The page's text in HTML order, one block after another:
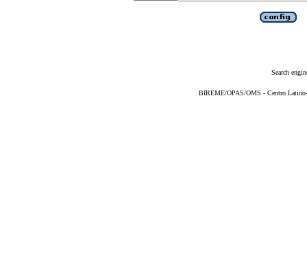
Search
BIREME/OPAS/OMS - Centro Latino-